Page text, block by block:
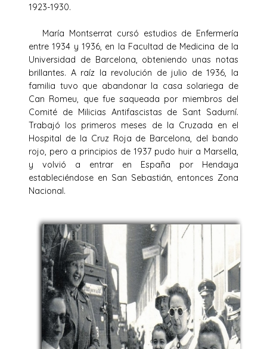
1923-1930.
María Montserrat cursó estudios de Enfermería
entre 1934 y 1936, en la Facultad de Medicina de la
Universidad de Barcelona, obteniendo unas notas
brillantes. A raíz la revolución de julio de 1936, la
familia tuvo que abandonar la casa solariega de
Can Romeu, que fue saqueada por miembros del
Comité de Milicias Antifascistas de Sant Sadurní.
Trabajó los primeros meses de la Cruzada en el
Hospital de la Cruz Roja de Barcelona, del bando
rojo, pero a principios de 1937 pudo huir a Marsella,
y volvió a entrar en España por Hendaya
estableciéndose en San Sebastián, entonces Zona
Nacional.